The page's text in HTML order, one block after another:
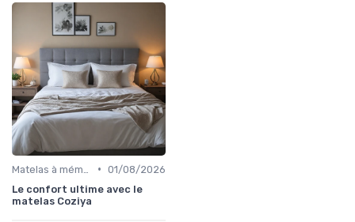
• 01/08/2026
Le confort ultime avec le
matelas Coziya